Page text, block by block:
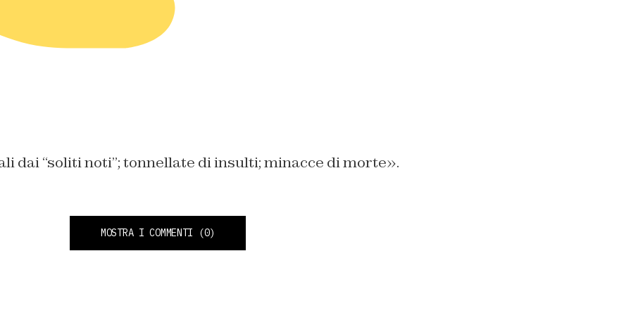
dai “soliti noti”; tonnellate di insulti; minacce di morte».
MOSTRA I COMMENTI (0)